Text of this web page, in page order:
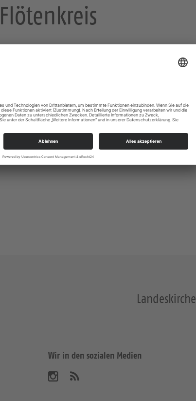
Flötenkreis
Landeskirche
Wir in den sozialen Medien
B
A